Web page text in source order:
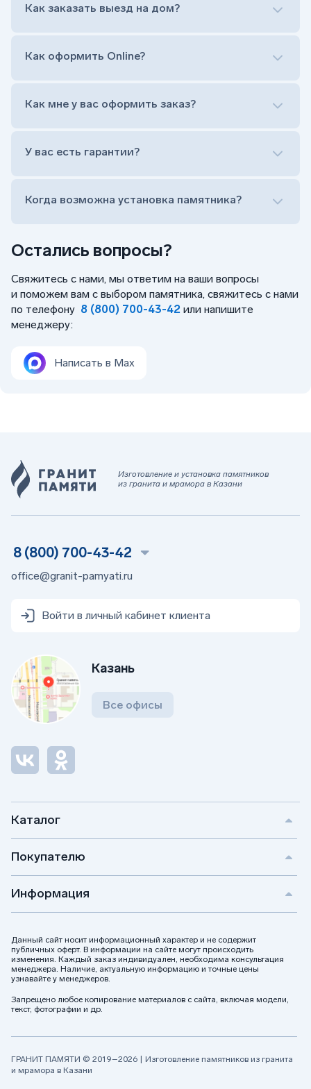
Остались вопросы?
Свяжитесь с нами, мы ответим на ваши вопросы
и поможем вам с выбором памятника, свяжитесь с нами
по телефону 8 (800) 700-43-42 или напишите
менеджеру:
Написать в Max
на символ веры или вовсе портрет не рисовать)
прописной)
Как заказать выезд на дом?
Оформить заказ удаленно (online)
Заказать бесплатный выезд менеджера на дом
Как оформить Online?
Оформить заказ удаленно (online)
Заказать бесплатный выезд менеджера на дом
Как мне у вас оформить заказ?
У вас есть гарантии?
Когда возможна установка памятника?
Изготовление и установка памятников
из гранита и мрамора в Казани
Каталог
Покупателю
Информация
Данный сайт носит информационный характер и не содержит
публичных оферт. В информации на сайте могут происходить
изменения. Каждый заказ индивидуален, необходима консультация
менеджера. Наличие, актуальную информацию и точные цены
узнавайте у менеджеров.
Запрещено любое копирование материалов с сайта, включая модели,
текст, фотографии и др.
8 (800) 700-43-42
office@granit-pamyati.ru
Войти в личный кабинет клиента
Казань
Все офисы
ГРАНИТ ПАМЯТИ © 2019–2026 | Изготовление памятников из гранита
и мрамора в Казани